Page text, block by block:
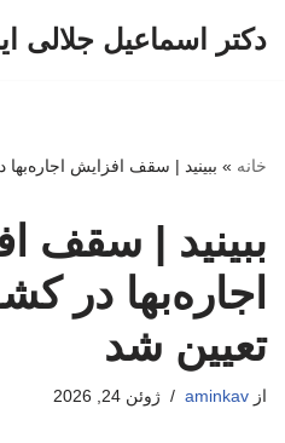
دکتر اسماعیل جلالی
خانه » ببینید | سقف افزایش اجاره‌بها در کشور ۲۵
ببینید | سقف
تعیین شد
از aminkav ژوئن 24, 2026